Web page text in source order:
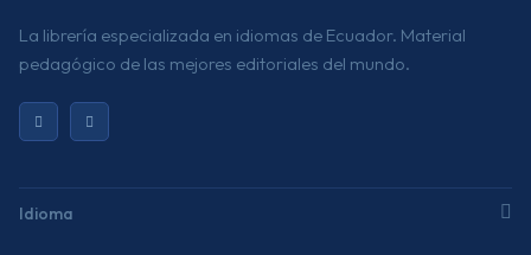
La librería especializada en idiomas de Ecuador. Material
pedagógico de las mejores editoriales del mundo.
Idioma